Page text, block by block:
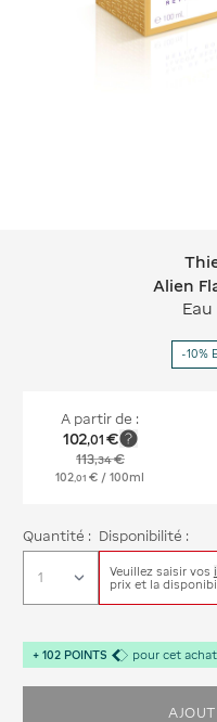
Thierry
Alien
-10%
A partir de :
102,01 €
113,34€
102 01 € / 100ml
Quantité : Disponibilité :
Veuillez saisir vos
prix et la
+ 102 POINTS pour cet achat